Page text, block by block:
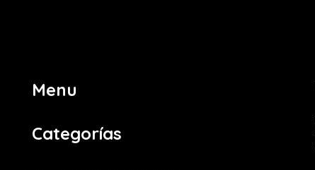
Menu
Categorías